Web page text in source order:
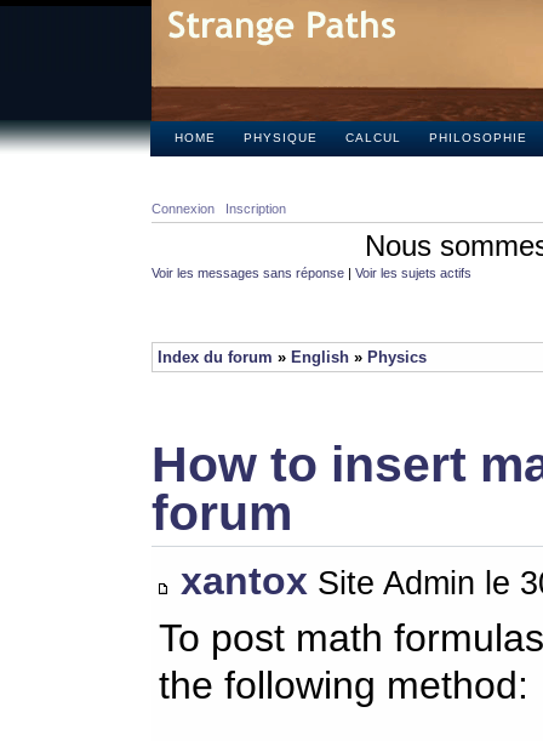
HOME PHYSIQUE CALCUL PHILOSOPHIE
Connexion Inscription
Nous
Voir les messages sans réponse | Voir les sujets actifs
Index du forum » English » Physics
How to insert
forum
xantox Site Admin le
To post math
the following method: